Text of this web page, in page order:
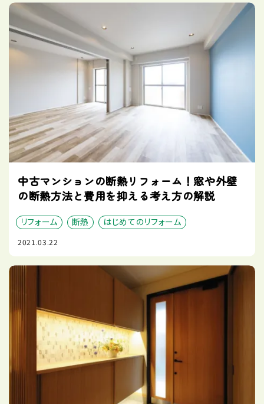
中古マンションの断熱リフォーム！窓や外壁
の断熱方法と費用を抑える考え方の解説
リフォーム 断熱 はじめてのリフォーム
2021.03.22